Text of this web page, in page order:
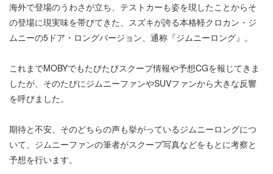
海外で登場のうわさが立ち、テストカーも姿を現したことからそ
の登場に現実味を帯びてきた、スズキが誇る本格軽クロカン・ジ
ムニーの5ドア・ロングバージョン、通称『ジムニーロング』。
これまでMOBYでもたびたびスクープ情報や予想CGを報じてきま
したが、そのたびにジムニーファンやSUVファンから大きな反響
を呼びました。
期待と不安、そのどちらの声も挙がっているジムニーロングにつ
いて、ジムニーファンの筆者がスクープ写真などをもとに考察と
予想を行います。